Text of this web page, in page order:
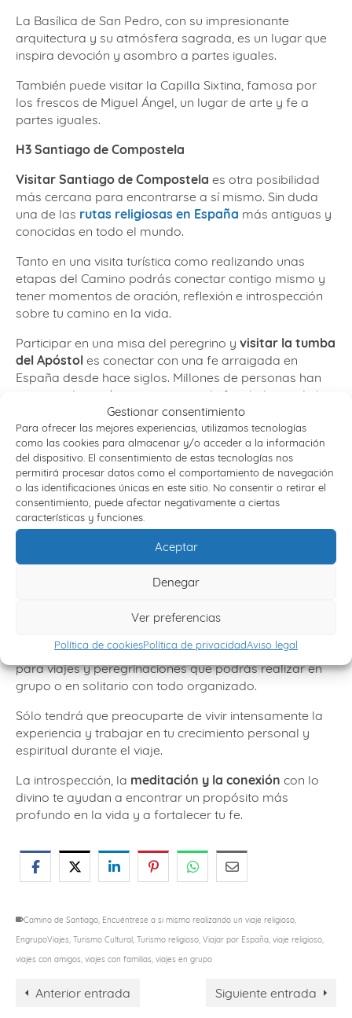
Gestionar consentimiento
Para ofrecer las mejores experiencias, utilizamos tecnologías
como las cookies para almacenar y/o acceder a la información
del dispositivo. El consentimiento de estas tecnologías nos
permitirá procesar datos como el comportamiento de navegación
o las identificaciones únicas en este sitio. No consentir o retirar el
consentimiento, puede afectar negativamente a ciertas
características y funciones.
Aceptar
Denegar
Ver preferencias
Política de cookiesPolítica de privacidadAviso legal
La Basílica de San Pedro, con su impresionante
arquitectura y su atmósfera sagrada, es un lugar que
inspira devoción y asombro a partes iguales.
También puede visitar la Capilla Sixtina, famosa por
los frescos de Miguel Ángel, un lugar de arte y fe a
partes iguales.
H3 Santiago de Compostela
Visitar Santiago de Compostela es otra posibilidad
más cercana para encontrarse a sí mismo. Sin duda
una de las rutas religiosas en España más antiguas y
conocidas en todo el mundo.
Tanto en una visita turística como realizando unas
etapas del Camino podrás conectar contigo mismo y
tener momentos de oración, reflexión e introspección
sobre tu camino en la vida.
Participar en una misa del peregrino y visitar la tumba
del Apóstol es conectar con una fe arraigada en
España desde hace siglos. Millones de personas han
encontrado aquí sus respuestas de fe a lo largo de la
Preparar el viaje religioso
Prepararse para un viaje religiosorequiere una
planificación cuidadosa. Elegir bien el destino depende
mucho de nuestras preferencias y nuestro estado
anímico actual.
Una vez elegido conviene organizarlo con los mejores.
EnGrupo Viajesdisponemos de distintos paquetes
para viajes y peregrinaciones que podrás realizar en
grupo o en solitario con todo organizado.
Sólo tendrá que preocuparte de vivir intensamente la
experiencia y trabajar en tu crecimiento personal y
espiritual durante el viaje.
La introspección, la meditación y la conexión con lo
divino te ayudan a encontrar un propósito más
profundo en la vida y a fortalecer tu fe.
Camino de Santiago, Encuéntrese a si mismo realizando un viaje religioso,
EngrupoViajes, Turismo Cultural, Turismo religioso, Viajar por España, viaje religioso,
viajes con amigos, viajes con familias, viajes en grupo
Anterior entrada Siguiente entrada